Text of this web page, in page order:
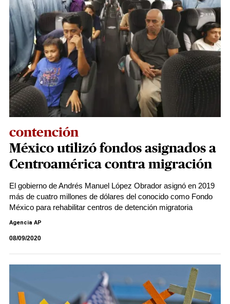
contención
México utilizó fondos asignados a
Centroamérica contra migración
El gobierno de Andrés Manuel López Obrador asignó en 2019
más de cuatro millones de dólares del conocido como Fondo
México para rehabilitar centros de detención migratoria
Agencia AP
08/09/2020